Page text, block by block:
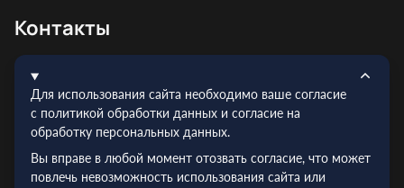
Контакты
Адрес: г. Москва, ул. Кирпичная, д. 7
Эл.почта:info@truelex.ru
Телефон:+7 (495) 128‑48‑56
ИНН: 9719026910
Для использования сайта необходимо ваше согласие
с политикой обработки данных и согласие на
обработку персональных данных.
Вы вправе в любой момент отозвать согласие, что может
повлечь невозможность использования сайта или